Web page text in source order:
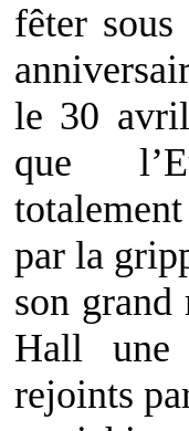
fêter sous
le 30
que
par la
son
Hall une
rejoints